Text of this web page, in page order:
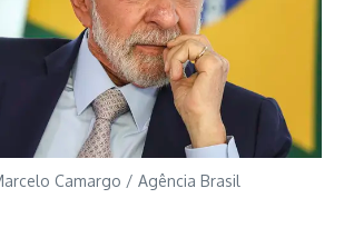
Camargo / Agência Brasil